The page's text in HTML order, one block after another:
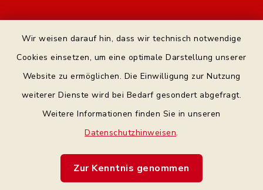
Wir weisen darauf hin, dass wir technisch notwendige
Cookies einsetzen, um eine optimale Darstellung unserer
Website zu ermöglichen. Die Einwilligung zur Nutzung
weiterer Dienste wird bei Bedarf gesondert abgefragt.
Weitere Informationen finden Sie in unseren
Datenschutzhinweisen.
Zur Kenntnis genommen
Bankverbindung
Barrierefreiheit
Impressum